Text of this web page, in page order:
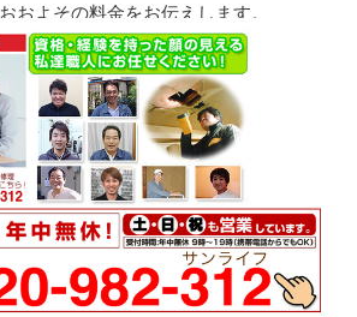
およその料金をお伝えします。